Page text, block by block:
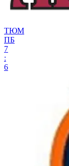
ТЮМ
ПБ
7
:
6